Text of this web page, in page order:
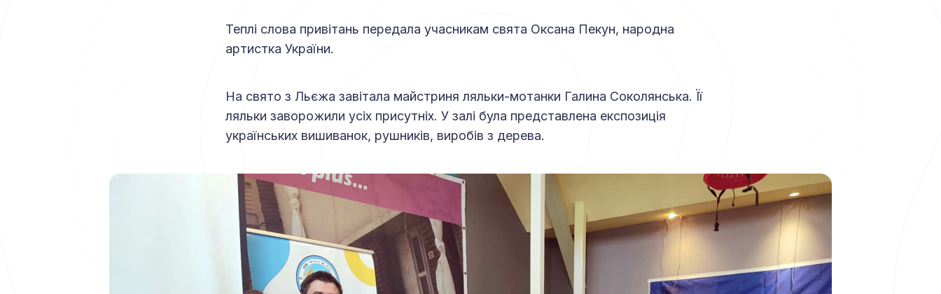
Теплі слова привітань передала учасникам свята Оксана Пекун, народна
артистка України.
На свято з Льєжа завітала майстриня ляльки-мотанки Галина Соколянська. Її
ляльки заворожили усіх присутніх. У залі була представлена експозиція
українських вишиванок, рушників, виробів з дерева.